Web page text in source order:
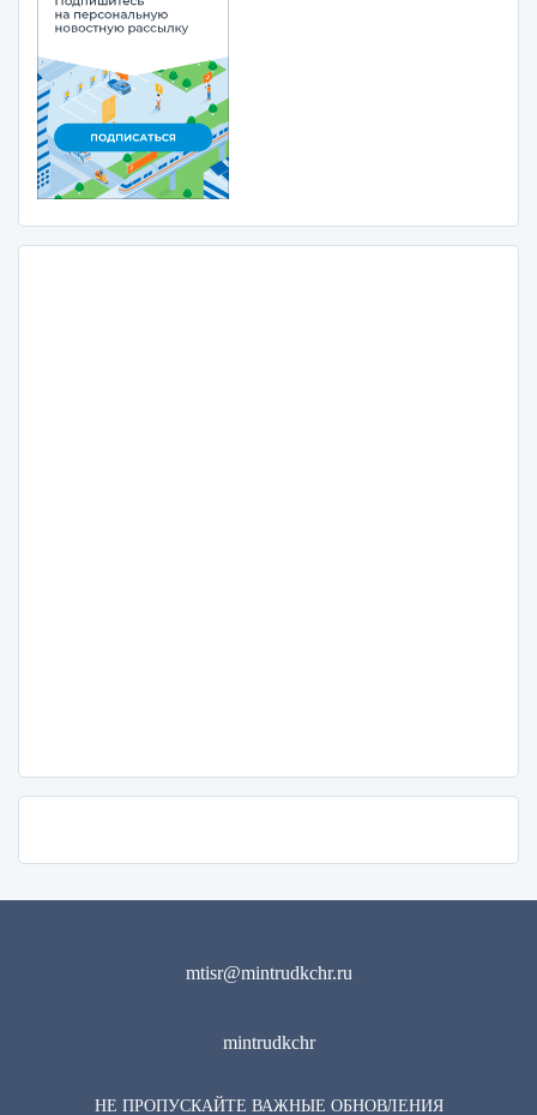
mtisr@mintrudkchr.ru
mintrudkchr
НЕ ПРОПУСКАЙТЕ ВАЖНЫЕ ОБНОВЛЕНИЯ